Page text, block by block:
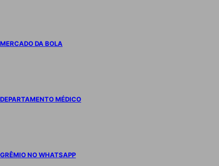
MERCADO DA BOLA
DEPARTAMENTO MÉDICO
GRÊMIO NO WHATSAPP